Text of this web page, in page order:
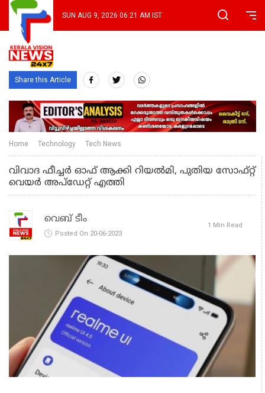
SUN AUG 9, 2026 06:21 AM IST
Share this Article
Home Technology Tech News
വിവാദ ഫീച്ചര്‍ ഓഫ് ആക്കി റിയല്‍മി, പുതിയ സോഫ്റ്റ്
വെയര്‍ അപ്‌ഡേറ്റ് എത്തി
വെബ് ടീം
Posted On 20-06-2023
1 Min Read